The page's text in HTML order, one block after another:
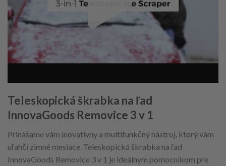
Teleskopická škrabka na ľad
InnovaGoods Removice 3 v 1
Prinášame vám inovatívny a multifunkčný nástroj, ktorý vám
uľahčí zimné mesiace. Teleskopická škrabka na ľad
InnovaGoods Removice 3 v 1 je ideálnym pomocníkom pre